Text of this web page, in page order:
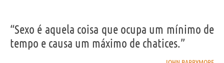
“Sexo é aquela coisa que ocupa um mínimo de
tempo e causa um máximo de chatices.”